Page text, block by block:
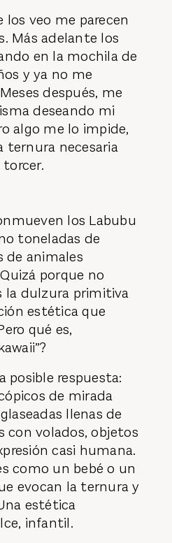
los veo me parecen
Más adelante los
en la mochila de
y ya no me
después, me
deseando mi
algo me lo impide,
ternura necesaria
torcer.
los Labubu
toneladas de
de animales
porque no
la dulzura primitiva
estética que
qué es,
posible respuesta:
de mirada
llenas de
con volados, objetos
casi humana.
como un bebé o un
evocan la ternura y
estética
infantil.